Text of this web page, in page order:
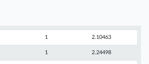
1 2.10463
1 2.24498